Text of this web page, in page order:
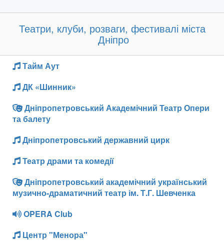
Театри, клуби, розваги, фестивалі міста
Дніпро
Тайм Аут
ДК «Шинник»
Дніпропетровський Академічний Театр Опери
та балету
Дніпропетровський державний цирк
Театр драми та комедії
Дніпропетровський академічний український
музично-драматичний театр ім. Т.Г. Шевченка
OPERA Club
Центр "Менора"